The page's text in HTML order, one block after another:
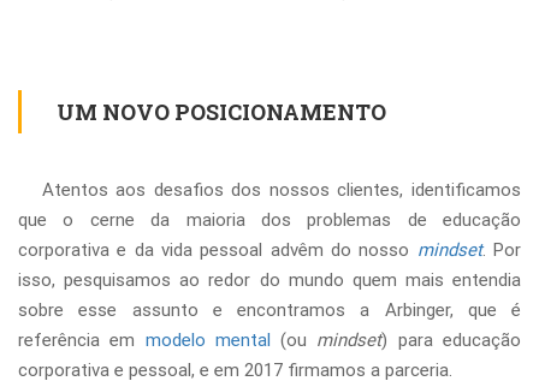
UM NOVO POSICIONAMENTO
Atentos aos desafios dos nossos clientes, identificamos
que o cerne da maioria dos problemas de educação
corporativa e da vida pessoal advêm do nosso mindset. Por
isso, pesquisamos ao redor do mundo quem mais entendia
sobre esse assunto e encontramos a Arbinger, que é
referência em modelo mental (ou mindset) para educação
corporativa e pessoal, e em 2017 firmamos a parceria.